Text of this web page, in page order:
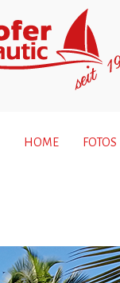
HOME FOTOS